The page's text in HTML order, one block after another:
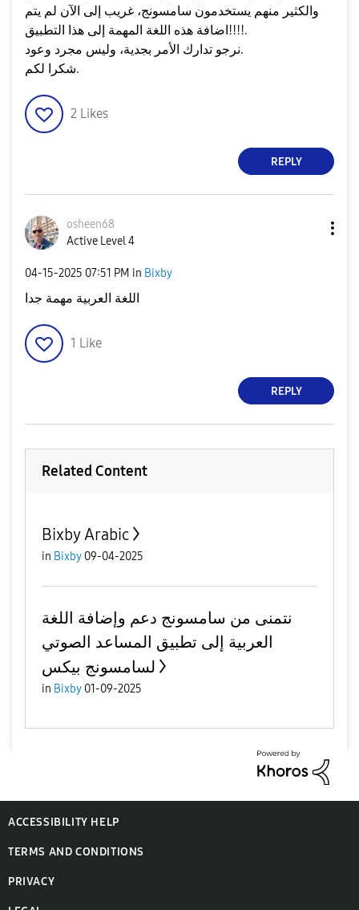
والكثير منهم يستخدمون سامسونج، غريب إلى الآن لم يتم
اضافة هذه اللغة المهمة إلى هذا التطبيق!!!!.
نرجو تدارك الأمر بجدية، وليس مجرد وعود.
شكرا لكم.
2 Likes
REPLY
osheen68
Active Level 4
‎04-15-2025 07:51 PM in Bixby
اللغة العربية مهمة جدا
1 Like
REPLY
Related Content
Bixby Arabic
in Bixby 09-04-2025
نتمنى من سامسونج دعم وإضافة اللغة
العربية إلى تطبيق المساعد الصوتي
لسامسونج بيكس
in Bixby 01-09-2025
ACCESSIBILITY HELP
TERMS AND CONDITIONS
PRIVACY